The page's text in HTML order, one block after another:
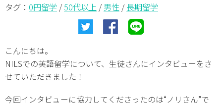
タグ： 0円留学 /50代以上 /男性 /長期留学
こんにちは。
NILSでの英語留学について、生徒さんにインタビューをさ
せていただきました！
今回インタビューに協力してくださったのは“ノリさん”で